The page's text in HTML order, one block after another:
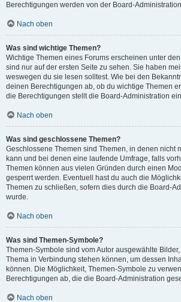
Berechtigungen werden von der Board-
Nach oben
Was sind wichtige Themen?
Wichtige Themen eines Forums erscheinen unter
sind nur auf der ersten Seite zu sehen. Sie haben
weswegen du sie lesen solltest. Wie bei den
deinen Berechtigungen ab, ob du wichtige Themen
die Berechtigungen stellt die Board-Administration
Nach oben
Was sind geschlossene Themen?
Geschlossene Themen sind Themen, in denen nicht
kann und bei denen eine laufende Umfrage, falls
Themen können aus vielen Gründen durch einen
gesperrt werden. Eventuell hast du auch die
Themen zu schließen, sofern dies durch die Board-
wurde.
Nach oben
Was sind Themen-Symbole?
Themen-Symbole sind vom Autor ausgewählte
Thema in Verbindung stehen können, um dessen
können. Die Möglichkeit, Themen-Symbole zu
Berechtigungen ab, die die Board-Administration
Nach oben